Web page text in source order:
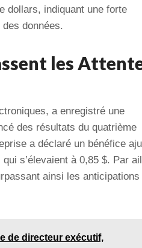
dollars, indiquant une forte
données.
les
a enregistré une
des résultats du quatrième
a déclaré un bénéfice
s’élevaient à 0,85 $. Par
ainsi les anticipations
de directeur exécutif,